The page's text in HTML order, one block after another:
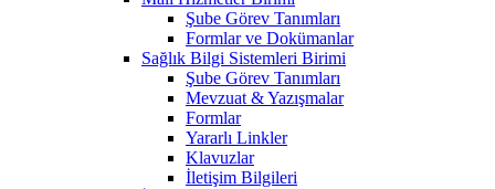
Şube Görev Tanımları
Formlar ve Dokümanlar
Sağlık Bilgi Sistemleri Birimi
Şube Görev Tanımları
Mevzuat & Yazışmalar
Formlar
Yararlı Linkler
Klavuzlar
İletişim Bilgileri